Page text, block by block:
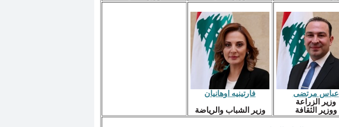
عباس مرتضى
وزير الزراعة
ووزير الثقافة
فارتينيه اوهانيان
وزير الشباب والرياضة